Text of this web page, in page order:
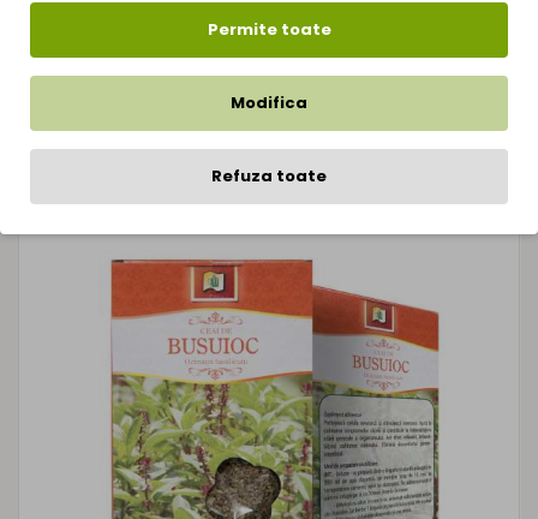
Ceai De Brusture Radacina 50g
7,20Lei
Permite toate
Modifica
Refuza toate